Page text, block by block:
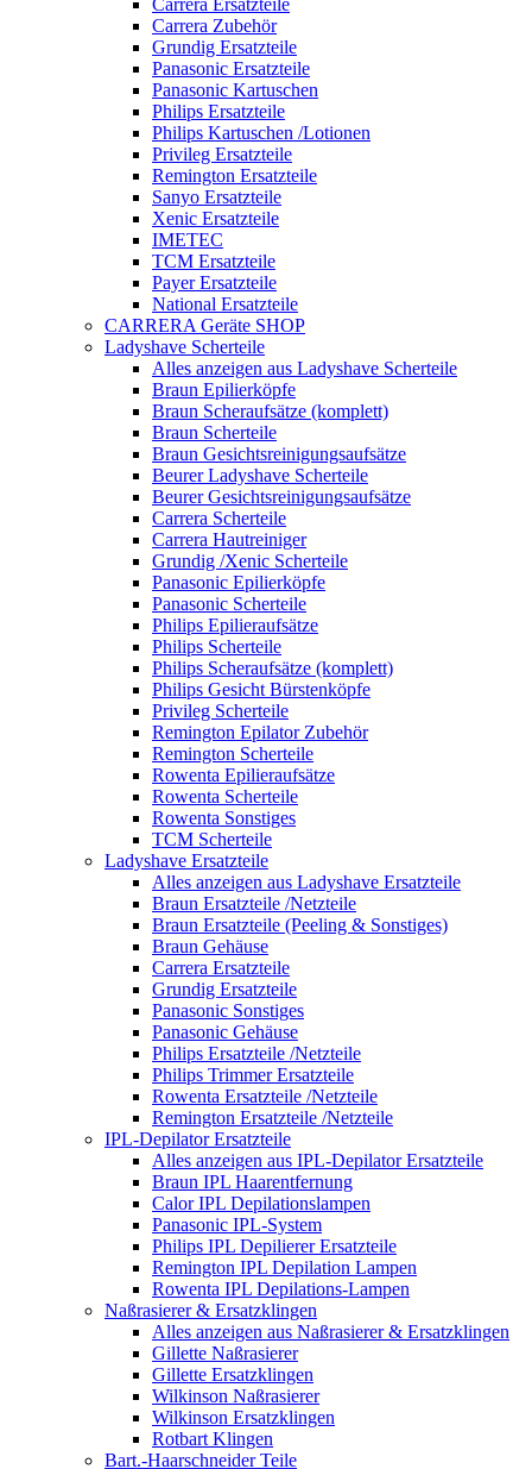
Carrera Ersatzteile
Carrera Zubehör
Grundig Ersatzteile
Panasonic Ersatzteile
Panasonic Kartuschen
Philips Ersatzteile
Philips Kartuschen /Lotionen
Privileg Ersatzteile
Remington Ersatzteile
Sanyo Ersatzteile
Xenic Ersatzteile
IMETEC
TCM Ersatzteile
Payer Ersatzteile
National Ersatzteile
CARRERA Geräte SHOP
Ladyshave Scherteile
Alles anzeigen aus Ladyshave Scherteile
Braun Epilierköpfe
Braun Scheraufsätze (komplett)
Braun Scherteile
Braun Gesichtsreinigungsaufsätze
Beurer Ladyshave Scherteile
Beurer Gesichtsreinigungsaufsätze
Carrera Scherteile
Carrera Hautreiniger
Grundig /Xenic Scherteile
Panasonic Epilierköpfe
Panasonic Scherteile
Philips Epilieraufsätze
Philips Scherteile
Philips Scheraufsätze (komplett)
Philips Gesicht Bürstenköpfe
Privileg Scherteile
Remington Epilator Zubehör
Remington Scherteile
Rowenta Epilieraufsätze
Rowenta Scherteile
Rowenta Sonstiges
TCM Scherteile
Ladyshave Ersatzteile
Alles anzeigen aus Ladyshave Ersatzteile
Braun Ersatzteile /Netzteile
Braun Ersatzteile (Peeling & Sonstiges)
Braun Gehäuse
Carrera Ersatzteile
Grundig Ersatzteile
Panasonic Sonstiges
Panasonic Gehäuse
Philips Ersatzteile /Netzteile
Philips Trimmer Ersatzteile
Rowenta Ersatzteile /Netzteile
Remington Ersatzteile /Netzteile
IPL-Depilator Ersatzteile
Alles anzeigen aus IPL-Depilator Ersatzteile
Braun IPL Haarentfernung
Calor IPL Depilationslampen
Panasonic IPL-System
Philips IPL Depilierer Ersatzteile
Remington IPL Depilation Lampen
Rowenta IPL Depilations-Lampen
Naßrasierer & Ersatzklingen
Alles anzeigen aus Naßrasierer & Ersatzklingen
Gillette Naßrasierer
Gillette Ersatzklingen
Wilkinson Naßrasierer
Wilkinson Ersatzklingen
Rotbart Klingen
Bart.-Haarschneider Teile